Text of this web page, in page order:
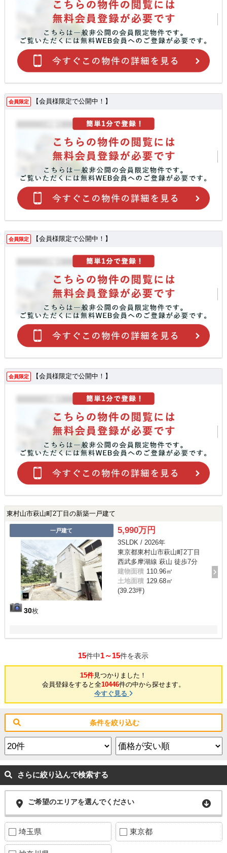
会員限定 【会員様限定で公開中！】
会員限定 【会員様限定で公開中！】
会員限定 【会員様限定で公開中！】
東村山市萩山町2丁目の新築一戸建て
一戸建て
30枚
5,990万円
3SLDK / 2026年
東京都東村山市萩山町2丁目
西武多摩湖線 萩山 徒歩7分
建物面積 110.96㎡
土地面積 129.68㎡
(39.23坪)
15件中1～15件を表示
15件見つかりました！
会員登録をすると全10446件の中から探せます。
今すぐ見る
条件を絞り込む
さらに絞り込んで検索する
ご希望のエリアを選んでください
埼玉県 東京都